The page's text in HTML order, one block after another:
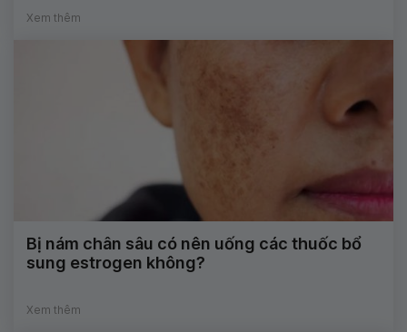
Xem thêm
Bị nám chân sâu có nên uống các thuốc bổ
sung estrogen không?
Xem thêm